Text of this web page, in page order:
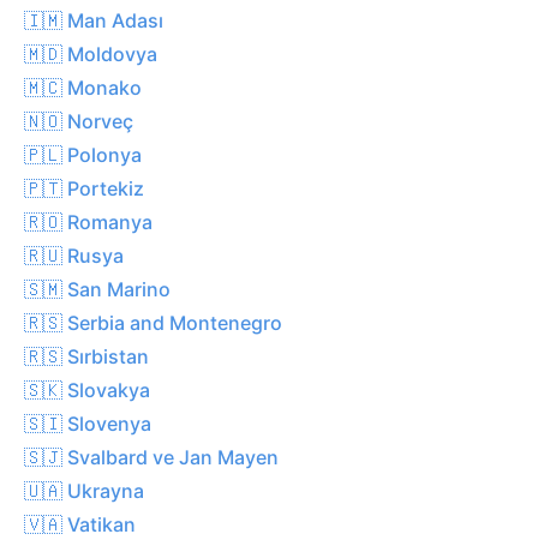
🇮🇲 Man Adası
🇲🇩 Moldovya
🇲🇨 Monako
🇳🇴 Norveç
🇵🇱 Polonya
🇵🇹 Portekiz
🇷🇴 Romanya
🇷🇺 Rusya
🇸🇲 San Marino
🇷🇸 Serbia and Montenegro
🇷🇸 Sırbistan
🇸🇰 Slovakya
🇸🇮 Slovenya
🇸🇯 Svalbard ve Jan Mayen
🇺🇦 Ukrayna
🇻🇦 Vatikan